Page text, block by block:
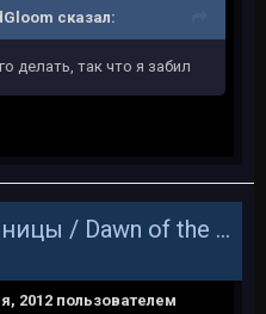
сказал:
делать, так что я забил
Рождение Искательницы / Dawn of the Seeker
2012 пользователем